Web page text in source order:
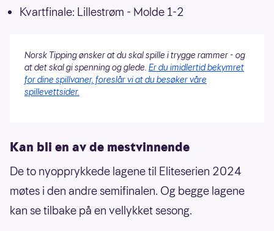
Kvartfinale: Lillestrøm - Molde 1-2
Norsk Tipping ønsker at du skal spille i trygge rammer - og
at det skal gi spenning og glede. Er du imidlertid bekymret
for dine spillvaner, foreslår vi at du besøker våre
spillevettsider.
Kan bli en av de mestvinnende
De to nyopprykkede lagene til Eliteserien 2024
møtes i den andre semifinalen. Og begge lagene
kan se tilbake på en vellykket sesong.